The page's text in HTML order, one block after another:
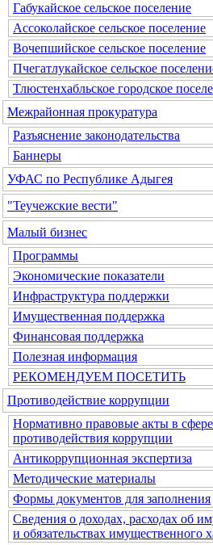
Габукайское сельское поселение
Ассоколайское сельское поселение
Вочепшийское сельское поселение
Пчегатлукайское сельское
Тлюстенхабльское городское
Межрайонная прокуратура
Разъяснение законодательства
Баннеры
УФАС по Республике Адыгея
"Теучежские вести"
Малый бизнес
Программы
Экономические показатели
Инфраструктура поддержки
Имущественная поддержка
Финансовая поддержка
Полезная информация
РЕКОМЕНДУЕМ ПОСЕТИТЬ
Противодействие коррупции
Нормативно правовые акты в сфере
противодействия коррупции
Антикоррупционная экспертиза
Методические материалы
Формы документов для заполнения
Сведения о доходах, расходах об
и обязательствах имущественного